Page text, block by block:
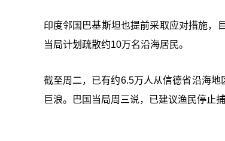
印度邻国巴基斯坦也提前采取应对措施，
当局计划疏散约10万名沿海居民。
截至周二，已有约6.5万人从信德省沿海
巨浪。巴国当局周三说，已建议渔民停止